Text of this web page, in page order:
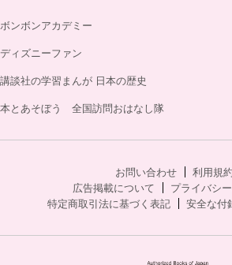
ボンボンアカデミー
ディズニーファン
講談社の学習まんが 日本の歴史
本とあそぼう 全国訪問おはなし隊
お問い合わせ
利用規約
広告掲載について
プライバシ
特定商取引法に基づく表記
安全な付